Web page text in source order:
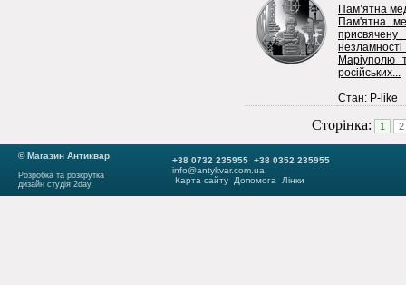
Пам’ятна
Пам'ятна
Маріуполю
російських...
Стан: P-like
Сторінка: 1 2
© Магазин Антиквар
Розробка та розкрутка
дизайн студія 2day
+38 0732 235955 +38 0352 235955
info@antykvar.com.ua
Карта сайту
Допомога Лінки